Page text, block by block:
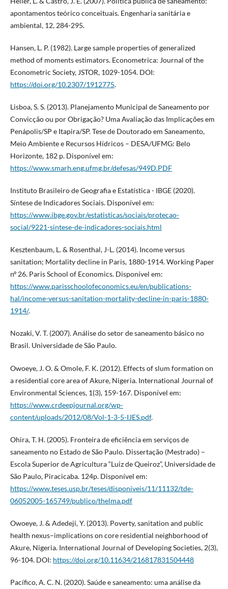
apontamentos teórico conceituais. Engenharia sanitária e
ambiental, 12, 284-295.
Hansen, L. P. (1982). Large sample properties of generalized
method of moments estimators. Econometrica: Journal of the
Econometric Society, JSTOR, 1029-1054. DOI:
https://doi.org/10.2307/1912775.
Lisboa, S. S. (2013). Planejamento Municipal de Saneamento por
Convicção ou por Obrigação? Uma Avaliação das Implicações em
Penápolis/SP e Itapira/SP. Tese de Doutorado em Saneamento,
Meio Ambiente e Recursos Hídricos – DESA/UFMG: Belo
Horizonte, 182 p. Disponível em:
https://www.smarh.eng.ufmg.br/defesas/949D.PDF
Instituto Brasileiro de Geografia e Estatística - IBGE (2020).
Síntese de Indicadores Sociais. Disponível em:
https://www.ibge.gov.br/estatisticas/sociais/protecao-
social/9221-sintese-de-indicadores-sociais.html
Kesztenbaum, L. & Rosenthal, J-L. (2014). Income versus
sanitation; Mortality decline in Paris, 1880-1914. Working Paper
nº 26. Paris School of Economics. Disponível em:
https://www.parisschoolofeconomics.eu/en/publications-
hal/income-versus-sanitation-mortality-decline-in-paris-1880-
1914/.
Nozaki, V. T. (2007). Análise do setor de saneamento básico no
Brasil. Universidade de São Paulo.
Owoeye, J. O. & Omole, F. K. (2012). Effects of slum formation on
a residential core area of Akure, Nigeria. International Journal of
Environmental Sciences, 1(3), 159-167. Disponível em:
https://www.crdeepjournal.org/wp-
content/uploads/2012/08/Vol-1-3-5-IJES.pdf.
Ohira, T. H. (2005). Fronteira de eficiência em serviços de
saneamento no Estado de São Paulo. Dissertação (Mestrado) –
Escola Superior de Agricultura “Luiz de Queiroz”, Universidade de
São Paulo, Piracicaba. 124p. Disponível em:
https://www.teses.usp.br/teses/disponiveis/11/11132/tde-
06052005-165749/publico/thelma.pdf
Owoeye, J. & Adedeji, Y. (2013). Poverty, sanitation and public
health nexus–implications on core residential neighborhood of
Akure, Nigeria. International Journal of Developing Societies, 2(3),
96-104. DOI: https://doi.org/10.11634/216817831504448
Pacífico, A. C. N. (2020). Saúde e saneamento: uma análise da